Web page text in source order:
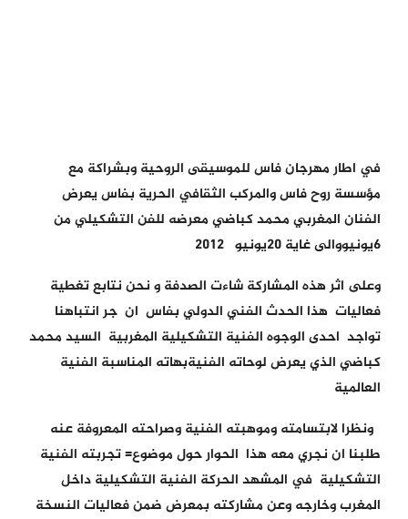
في اطار مهرجان فاس للموسيقى الروحية وبشراكة مع
مؤسسة روح فاس والمركب الثقافي الحرية بفاس يعرض
الفنان المغربي محمد كباضي معرضه للفن التشكيلي من
6يونيووالى غاية 20يونيو 2012
وعلى اثر هذه المشاركة شاءت الصدفة و نحن نتابع تغطية
فعاليات هذا الحدث الفني الدولي بفاس ان جر انتباهنا
تواجد احدى الوجوه الفنية التشكيلية المغربية السيد محمد
كباضي الذي يعرض لوحاته الفنيةبهاته المناسبة الفنية
العالمية
ونظرا لابتسامته وموهبته الفنية وصراحته المعروفة عنه
طلبنا ان نجري معه هذا الحوار حول موضوع= تجربته الفنية
التشكيلية في المشهد الحركة الفنية التشكيلية داخل
المغرب وخارجه وعن مشاركته بمعرض ضمن فعاليات النسخة